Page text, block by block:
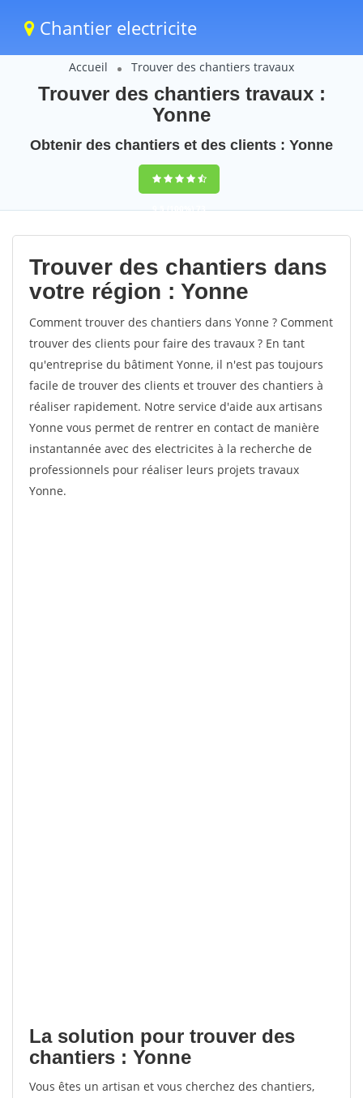
Chantier electricite
Accueil Trouver des chantiers travaux
Trouver des chantiers travaux :
Yonne
Obtenir des chantiers et des clients : Yonne
9,5(100%)73
votes
Trouver des chantiers dans
votre région : Yonne
Comment trouver des chantiers dans Yonne ? Comment
trouver des clients pour faire des travaux ? En tant
qu'entreprise du bâtiment Yonne, il n'est pas toujours
facile de trouver des clients et trouver des chantiers à
réaliser rapidement. Notre service d'aide aux artisans
Yonne vous permet de rentrer en contact de manière
instantannée avec des electricites à la recherche de
professionnels pour réaliser leurs projets travaux
Yonne.
La solution pour trouver des
chantiers : Yonne
Vous êtes un artisan et vous cherchez des chantiers,